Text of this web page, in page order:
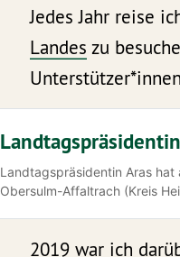
Jedes Jahr reise
Landes zu
Landtagspräsidentin Aras
Obersulm-Affaltrach (Kreis
2019 war ich